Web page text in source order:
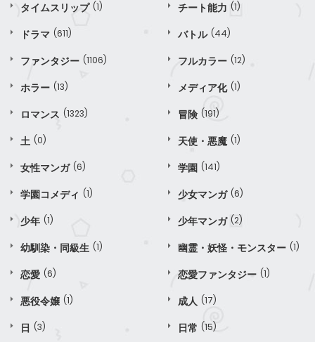
タイムスリップ (1) チート能力 (1)
ドラマ (611) バトル (44)
ファンタジー (1106) フルカラー (12)
ホラー (13) メディア化 (1)
ロマンス (1323) 冒険 (191)
土 (0) 天使・悪魔 (1)
女性マンガ (6) 学園 (141)
学園コメディ (1) 少女マンガ (6)
少年 (1) 少年マンガ (2)
幼馴染・同級生 (1) 幽霊・妖怪・モンスター (1)
恋愛 (6) 恋愛ファンタジー (1)
悪役令嬢 (1) 成人 (17)
日 (3) 日常 (15)